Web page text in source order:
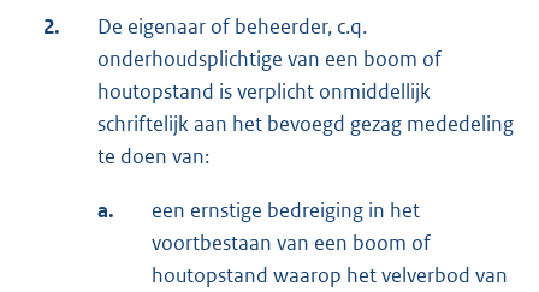
2.
De eigenaar of beheerder, c.q.
onderhoudsplichtige van een boom of
houtopstand is verplicht onmiddellijk
schriftelijk aan het bevoegd gezag mededeling
te doen van:
a.
een ernstige bedreiging in het
voortbestaan van een boom of
houtopstand waarop het velverbod van